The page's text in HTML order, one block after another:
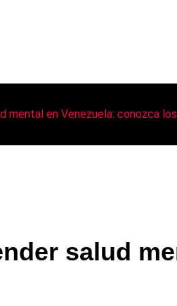
mental en Venezuela: conozca
salud